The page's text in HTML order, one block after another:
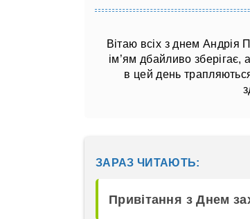
Вітаю всіх з днем ​​Андрія
ім’ям дбайливо зберігає,
в цей день
ЗАРАЗ ЧИТАЮТЬ:
Привітання з Днем